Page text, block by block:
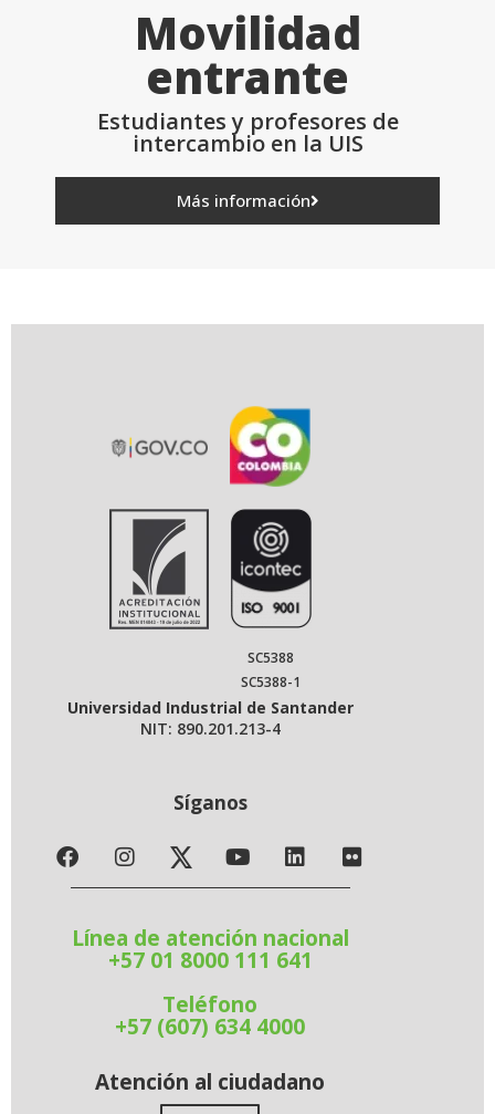
Movilidad
entrante
Estudiantes y profesores de
intercambio en la UIS
Más información